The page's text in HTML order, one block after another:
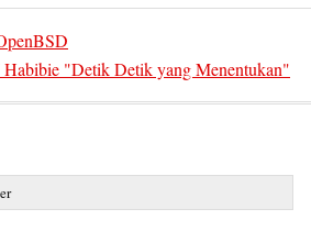
"Detik Detik yang Menentukan"